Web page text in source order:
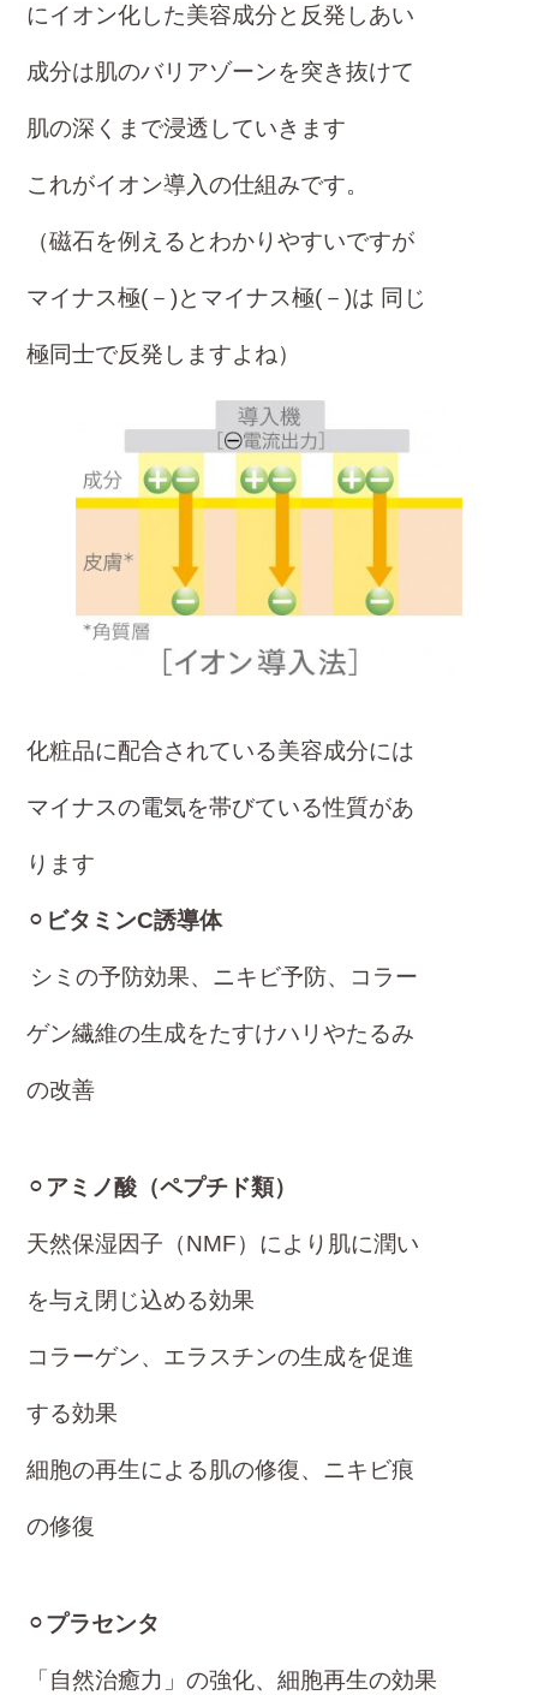
にイオン化した美容成分と反発しあい
成分は肌のバリアゾーンを突き抜けて
肌の深くまで浸透していきます
これがイオン導入の仕組みです。
（磁石を例えるとわかりやすいですが
マイナス極(－)とマイナス極(－)は 同じ
極同士で反発しますよね）
化粧品に配合されている美容成分には
マイナスの電気を帯びている性質があ
ります
⚪︎ ビタミンC誘導体
シミの予防効果、ニキビ予防、コラー
ゲン繊維の生成をたすけハリやたるみ
の改善
⚪︎ アミノ酸（ペプチド類）
天然保湿因子（NMF）により肌に潤い
を与え閉じ込める効果
コラーゲン、エラスチンの生成を促進
する効果
細胞の再生による肌の修復、ニキビ痕
の修復
⚪︎プラセンタ
「自然治癒力」の強化、細胞再生の効果